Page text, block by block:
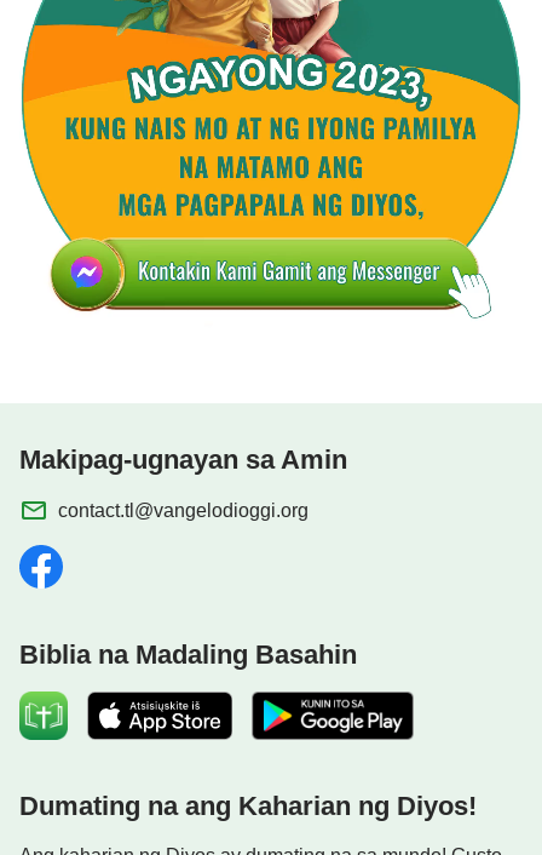
Makipag-ugnayan sa Amin
contact.tl@vangelodioggi.org
Biblia na Madaling Basahin
Dumating na ang Kaharian ng Diyos!